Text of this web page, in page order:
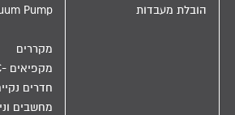
הובלת מעבדות
Pump
מקררים
מקפיאים -80C
חדרים
מחשבים